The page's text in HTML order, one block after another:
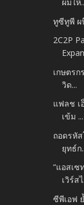
ทูซีทูพี ผ
2C2P
เกษตรก
วิด...
แฟลช เ
เข้ม ...
ถอดรหั
ยุทธ์ก
“แอสเ
เวิร์สไ
ซีพีเอฟ